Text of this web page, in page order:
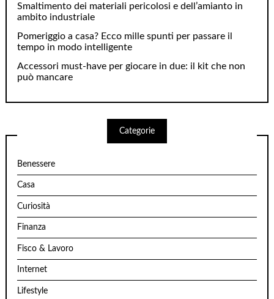
Smaltimento dei materiali pericolosi e dell’amianto in
ambito industriale
Pomeriggio a casa? Ecco mille spunti per passare il
tempo in modo intelligente
Accessori must-have per giocare in due: il kit che non
può mancare
Categorie
Benessere
Casa
Curiosità
Finanza
Fisco & Lavoro
Internet
Lifestyle